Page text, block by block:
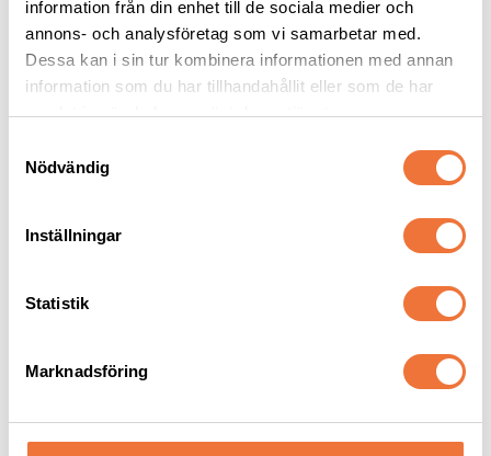
information från din enhet till de sociala medier och
annons- och analysföretag som vi samarbetar med.
Dessa kan i sin tur kombinera informationen med annan
information som du har tillhandahållit eller som de har
samlat in när du har använt deras tjänster.
Nödvändig
Inställningar
Statistik
Marknadsföring
Andra köpte även
balsam - 300 ml
179kr
schampo - 300 ml
Extra djuprengörande, tar bort dålig lukt
89kr